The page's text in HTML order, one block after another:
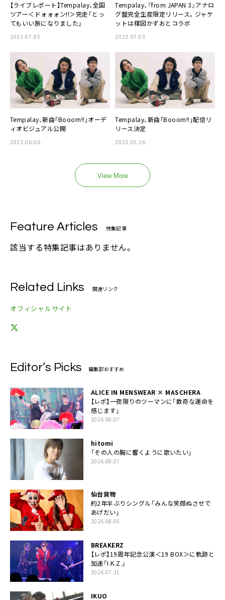
【ライブレポート】Tempalay、全国
ツアー＜ドォォォン!!＞完走「とっ
てもいい旅になりました」
2023.07.05
Tempalay、『from JAPAN 3』アナロ
グ盤完全生産限定リリース。ジャケ
ットは楳図かずおとコラボ
2023.07.03
Tempalay、新曲｢Booorn!!｣オーデ
ィオビジュアル公開
2023.06.06
Tempalay、新曲｢Booorn!!｣配信リ
リース決定
2023.05.26
View More
Feature Articles 特集記事
該当する特集記事はありません。
Related Links 関連リンク
オフィシャルサイト
Editor’s Picks 編集部おすすめ
ALICE IN MENSWEAR × MASCHERA
【レポ】一夜限りのツーマンに「数奇な運命を
感じます」
2026.08.07
hitomi
「その人の胸に響くように歌いたい」
2026.08.07
仙台貨物
約2年半ぶりシングル「みんな笑顔ぬさせで
あげだい」
2026.08.05
BREAKERZ
【レポ】19周年記念公演＜19 BOX＞に軌跡と
加速「I.K.Z.」
2026.07.31
IKUO